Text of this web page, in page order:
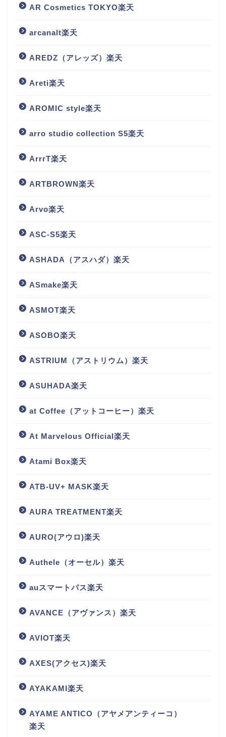
AR Cosmetics TOKYO楽天
arcanalt楽天
AREDZ（アレッズ）楽天
Areti楽天
AROMIC style楽天
arro studio collection S5楽天
ArrrT楽天
ARTBROWN楽天
Arvo楽天
ASC-S5楽天
ASHADA（アスハダ）楽天
ASmake楽天
ASMOT楽天
ASOBO楽天
ASTRIUM（アストリウム）楽天
ASUHADA楽天
at Coffee（アットコーヒー）楽天
At Marvelous Official楽天
Atami Box楽天
ATB-UV+ MASK楽天
AURA TREATMENT楽天
AURO(アウロ)楽天
Authele（オーセル）楽天
auスマートパス楽天
AVANCE（アヴァンス）楽天
AVIOT楽天
AXES(アクセス)楽天
AYAKAMI楽天
AYAME ANTICO（アヤメアンティーコ）
楽天